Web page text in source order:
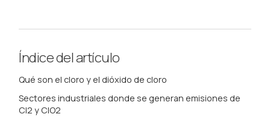
Índice del artículo
Qué son el cloro y el dióxido de cloro
Sectores industriales donde se generan emisiones de
Cl2 y ClO2